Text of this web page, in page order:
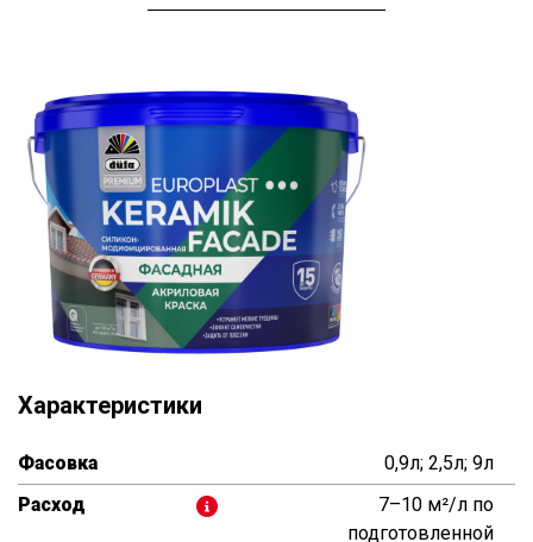
Характеристики
Фасовка
0,9л; 2,5л; 9л
Расход
7–10 м²/л по
подготовленной